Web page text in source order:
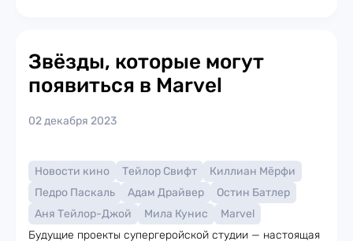
Звёзды, которые могут
появиться в Marvel
02 декабря 2023
Новости кино Тейлор Свифт
Киллиан Мёрфи
Педро Паскаль
Адам Драйвер
Остин Батлер
Аня Тейлор-Джой
Мила Кунис
Marvel
Будущие проекты супергеройской студии — настоящая